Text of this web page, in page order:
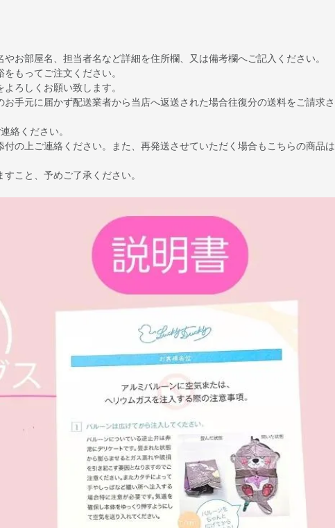
お部屋名、担当者名など詳細を住所欄、又は備考欄へご記入ください。
もってご注文ください。
ろしくお願い致します。
手元に届かず配送業者から当店へ返送された場合往復分の送料をご請求さ
絡ください。
の上ご連絡ください。また、再発送させていただく場合もこちらの商品は
こと、予めご了承ください。